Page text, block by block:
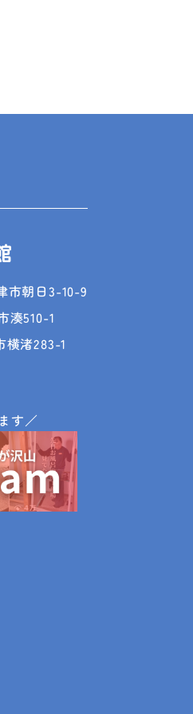
市朝日3-10-9
湊510-1
横渚283-1
す／